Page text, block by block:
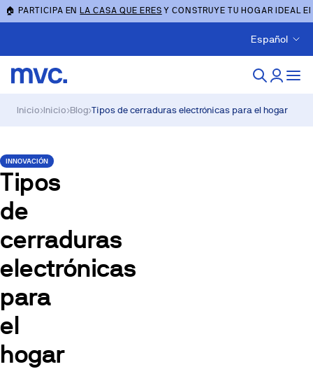
🏠 PARTICIPA ENLA CASA QUE ERES Y CONSTRUYE TU HOGAR IDEAL
Español
Inicio›Inicio›Blog›Tipos de cerraduras electrónicas para el hogar
INNOVACIÓN
Tipos
de
cerraduras
electrónicas
para
el
hogar